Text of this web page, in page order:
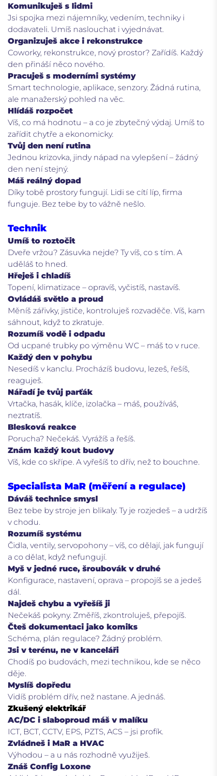
Komunikuješ s lidmi
Jsi spojka mezi nájemníky, vedením, techniky i
dodavateli. Umíš naslouchat i vyjednávat.
Organizuješ akce i rekonstrukce
Coworky, rekonstrukce, nový prostor? Zařídíš. Každý
den přináší něco nového.
Pracuješ s moderními systémy
Smart technologie, aplikace, senzory. Žádná rutina,
ale manažerský pohled na věc.
Hlídáš rozpočet
Víš, co má hodnotu – a co je zbytečný výdaj. Umíš to
zařídit chytře a ekonomicky.
Tvůj den není rutina
Jednou krizovka, jindy nápad na vylepšení – žádný
den není stejný.
Máš reálný dopad
Díky tobě prostory fungují. Lidi se cítí líp, firma
funguje. Bez tebe by to vážně nešlo.
Technik
Umíš to roztočit
Dveře vržou? Zásuvka nejde? Ty víš, co s tím. A
uděláš to hned.
Hřeješ i chladíš
Topení, klimatizace – opravíš, vyčistíš, nastavíš.
Ovládáš světlo a proud
Měníš zářivky, jističe, kontroluješ rozvaděče. Víš, kam
sáhnout, když to zkratuje.
Rozumíš vodě i odpadu
Od ucpané trubky po výměnu WC – máš to v ruce.
Každý den v pohybu
Nesedíš v kanclu. Procházíš budovu, lezeš, řešíš,
reaguješ.
Nářadí je tvůj parťák
Vrtačka, hasák, klíče, izolačka – máš, používáš,
neztratíš.
Blesková reakce
Porucha? Nečekáš. Vyrážíš a řešíš.
Znám každý kout budovy
Víš, kde co skřípe. A vyřešíš to dřív, než to bouchne.
Specialista MaR (měření a regulace)
Dáváš technice smysl
Bez tebe by stroje jen blikaly. Ty je rozjedeš – a udržíš
v chodu.
Rozumíš systému
Čidla, ventily, servopohony – víš, co dělají, jak fungují
a co dělat, když nefungují.
Myš v jedné ruce, šroubovák v druhé
Konfigurace, nastavení, oprava – propojíš se a jedeš
dál.
Najdeš chybu a vyřešíš ji
Nečekáš pokyny. Změříš, zkontroluješ, přepojíš.
Čteš dokumentaci jako komiks
Schéma, plán regulace? Žádný problém.
Jsi v terénu, ne v kanceláři
Chodíš po budovách, mezi technikou, kde se něco
děje.
Myslíš dopředu
Vidíš problém dřív, než nastane. A jednáš.
Zkušený elektrikář
AC/DC i slaboproud máš v malíku
ICT, BCT, CCTV, EPS, PZTS, ACS – jsi profík.
Zvládneš i MaR a HVAC
Výhodou – a u nás rozhodně využiješ.
Znáš Config Loxone